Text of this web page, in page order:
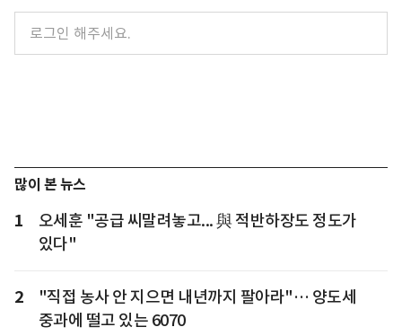
많이 본 뉴스
1
오세훈 "공급 씨말려놓고... 與 적반하장도 정도가
있다"
2
"직접 농사 안 지으면 내년까지 팔아라"… 양도세
중과에 떨고 있는 6070